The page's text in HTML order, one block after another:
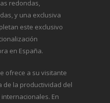
redondas,
y una exclusiva
este exclusivo
en España.
ofrece a su visitante
de la productividad del
En